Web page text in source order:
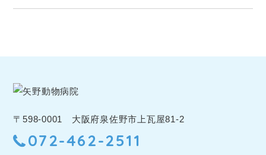
〒598-0001 大阪府泉佐野市上瓦屋81-2
072-462-2511